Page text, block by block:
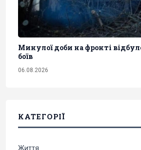
Минулої доби на фронті
боїв
06.08.2026
КАТЕГОРІЇ
Життя